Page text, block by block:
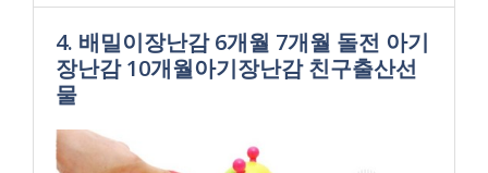
4. 배밀이장난감 6개월 7개월 돌전 아기
장난감 10개월아기장난감 친구출산선
물